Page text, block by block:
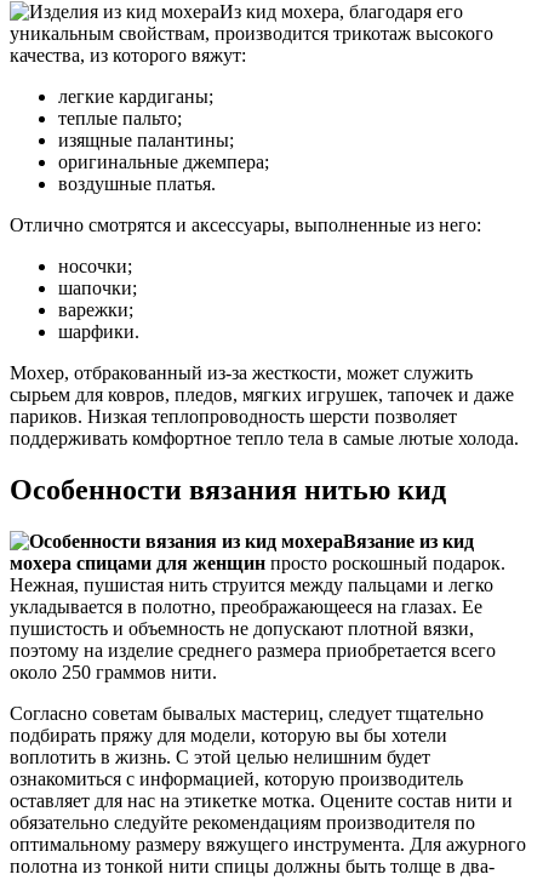
Из кид мохера, благодаря его
уникальным свойствам, производится трикотаж высокого
качества, из которого вяжут:
легкие кардиганы;
теплые пальто;
изящные палантины;
оригинальные джемпера;
воздушные платья.
Отлично смотрятся и аксессуары, выполненные из него:
носочки;
шапочки;
варежки;
шарфики.
Мохер, отбракованный из-за жесткости, может служить
сырьем для ковров, пледов, мягких игрушек, тапочек и даже
париков. Низкая теплопроводность шерсти позволяет
поддерживать комфортное тепло тела в самые лютые холода.
Особенности вязания нитью кид
Вязание из кид
мохера спицами для женщин просто роскошный подарок.
Нежная, пушистая нить струится между пальцами и легко
укладывается в полотно, преображающееся на глазах. Ее
пушистость и объемность не допускают плотной вязки,
поэтому на изделие среднего размера приобретается всего
около 250 граммов нити.
Согласно советам бывалых мастериц, следует тщательно
подбирать пряжу для модели, которую вы бы хотели
воплотить в жизнь. С этой целью нелишним будет
ознакомиться с информацией, которую производитель
оставляет для нас на этикетке мотка. Оцените состав нити и
обязательно следуйте рекомендациям производителя по
оптимальному размеру вяжущего инструмента. Для ажурного
полотна из тонкой нити спицы должны быть толще в два-